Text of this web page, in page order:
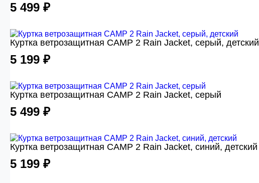
5 499 ₽
Куртка ветрозащитная CAMP 2 Rain Jacket, серый, детский
5 199 ₽
Куртка ветрозащитная CAMP 2 Rain Jacket, серый
5 499 ₽
Куртка ветрозащитная CAMP 2 Rain Jacket, синий, детский
5 199 ₽